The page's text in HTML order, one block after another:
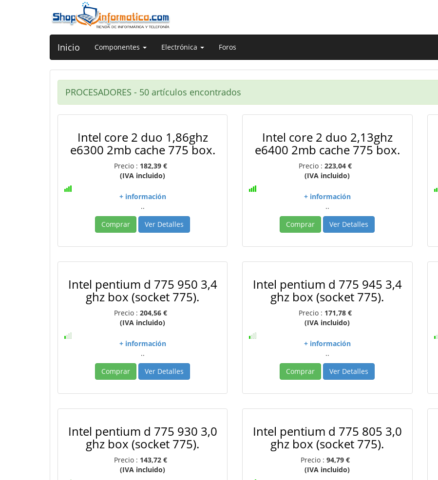
Inicio Componentes Electrónica Foros
PROCESADORES - 50 artículos encontrados
Intel core 2 duo 1,86ghz
e6300 2mb cache 775 box.
Precio : 182,39 €
(IVA incluido)
+ información
..
Comprar
Ver Detalles
Intel core 2 duo 2,13ghz
e6400 2mb cache 775 box.
Precio :223,04 €
(IVA incluido)
+ información
..
Comprar
Ver Detalles
Intel pentium d 775 950 3,4
ghz box (socket 775).
Precio :204,56 €
(IVA incluido)
+ información
..
Comprar
Ver Detalles
Intel pentium d 775 945 3,4
ghz box (socket 775).
Precio : 171,78 €
(IVA incluido)
+ información
..
Comprar
Ver Detalles
Intel pentium d 775 930 3,0
ghz box (socket 775).
Precio : 143,72 €
(IVA incluido)
Intel pentium d 775 805 3,0
ghz box (socket 775).
Precio :94,79 €
(IVA incluido)